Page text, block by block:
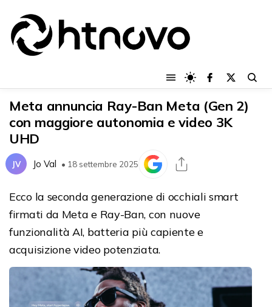
Meta annuncia Ray-Ban Meta (Gen 2)
con maggiore autonomia e video 3K
UHD
JV Jo Val • 18 settembre 2025
Ecco la seconda generazione di occhiali smart
firmati da Meta e Ray-Ban, con nuove
funzionalità AI, batteria più capiente e
acquisizione video potenziata.